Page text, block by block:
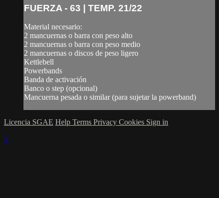
FUERZA - 63 | TEMP. 21/22
Material necesario:
2 mancuernas o barra con peso alto
2 mancuernas o barra con peso medio
2 mancuernas o discos de peso ligero
Kettlebell
Powerbands
Banda de activación
Banco o step (opcional)
Mancuerna pesada o similar (para sujetar la powerband)
Licencia SGAE Help Terms Privacy Cookies Sign in
×